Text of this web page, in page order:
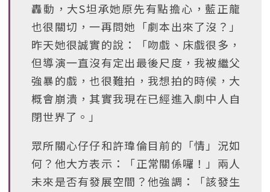
轟動，大S坦承她原先有點擔心，藍正龍
也很關切，一再問她「劇本出來了沒？」
昨天她很誠實的說：「吻戲、床戲很多，
但導演一直沒有定出最後尺度，我被繼父
強暴的戲，也很難拍，我想拍的時候，大
概會崩潰，其實我現在已經進入劇中人自
閉世界了。」
眾所關心仔仔和許瑋倫目前的「情」況如
何？他大方表示：「正常關係囉！」兩人
未來是否有發展空間？他強調：「該發生